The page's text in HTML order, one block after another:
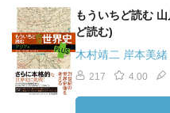
もういちど読む
ど読む)
木村靖二 岸本美緒
217 4.00